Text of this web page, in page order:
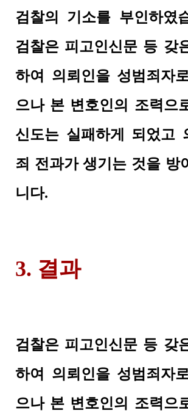
검찰의 기소를 부인하였
검찰은 피고인신문 등 갖
하여 의뢰인을 성범죄자
으나 본 변호인의 조력으
신도는 실패하게 되었고
죄 전과가 생기는 것을 방
니다.
3. 결과
검찰은 피고인신문 등 갖
하여 의뢰인을 성범죄자
으나 본 변호인의 조력으